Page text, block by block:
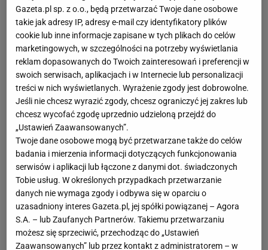
Gazeta.pl sp. z o.o., będą przetwarzać Twoje dane osobowe
takie jak adresy IP, adresy e-mail czy identyfikatory plików
cookie lub inne informacje zapisane w tych plikach do celów
marketingowych, w szczególności na potrzeby wyświetlania
reklam dopasowanych do Twoich zainteresowań i preferencji w
swoich serwisach, aplikacjach i w Internecie lub personalizacji
treści w nich wyświetlanych. Wyrażenie zgody jest dobrowolne.
Jeśli nie chcesz wyrazić zgody, chcesz ograniczyć jej zakres lub
chcesz wycofać zgodę uprzednio udzieloną przejdź do
„Ustawień Zaawansowanych”.
Twoje dane osobowe mogą być przetwarzane także do celów
badania i mierzenia informacji dotyczących funkcjonowania
serwisów i aplikacji lub łączone z danymi dot. świadczonych
Tobie usług. W określonych przypadkach przetwarzanie
danych nie wymaga zgody i odbywa się w oparciu o
uzasadniony interes Gazeta.pl, jej spółki powiązanej – Agora
S.A. – lub Zaufanych Partnerów. Takiemu przetwarzaniu
możesz się sprzeciwić, przechodząc do „Ustawień
Zaawansowanych” lub przez kontakt z administratorem – w